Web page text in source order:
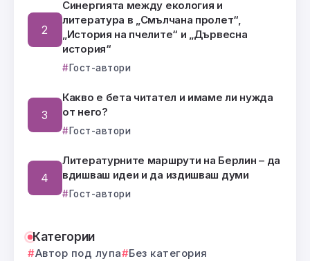
Синергията между екология и
литература в „Смълчана пролет“,
„История на пчелите“ и „Дървесна
история“
Гост-автори
Какво е бета читател и имаме ли нужда
от него?
Гост-автори
Литературните маршрути на Берлин – да
вдишваш идеи и да издишваш думи
Гост-автори
Категории
Автор под лупа
Без категория